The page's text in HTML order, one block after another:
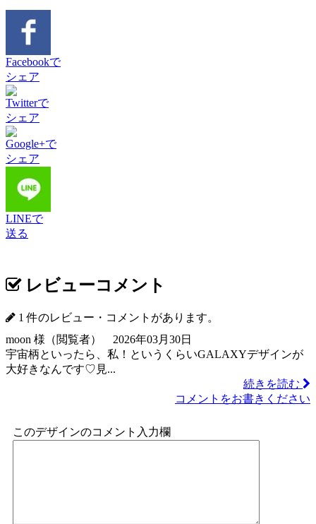
Facebookで
シェア
Twitterで
シェア
Google+で
シェア
LINEで
送る
レビューコメント
1 件のレビュー・コメントがあります。
moon 様（閲覧者） 2026年03月30日
宇宙柄といったら、私！というくらいGALAXYデザインが
大好きなんです♡見...
続きを読む
コメントをお書きください
このデザインのコメント入力欄